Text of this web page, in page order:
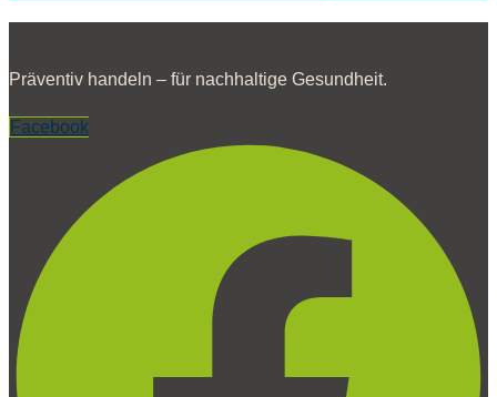
Präventiv handeln – für nachhaltige Gesundheit.
Facebook